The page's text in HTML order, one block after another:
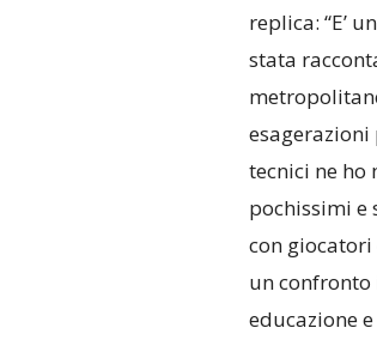
replica: “E’
stata
esagerazioni
tecnici ne
pochissimi e
con
un confronto
educazione